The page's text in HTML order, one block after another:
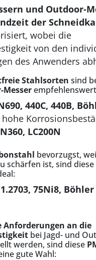
und Outdoor-
der
wobei die
von den
des Anwenders
Stahlsorten sind
440C, 440B,
hohe
LC200N
bevorzugst,
schärfen ist, sind diese
75Ni8, Böhler
Anforderungen an die
bei Jagd- und
werden, sind diese
gute Wahl: